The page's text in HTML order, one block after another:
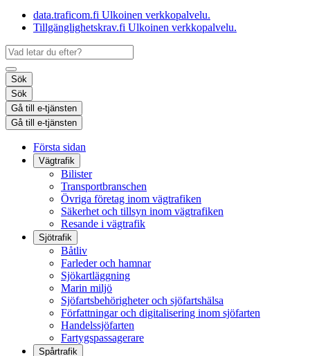
data.traficom.fi Ulkoinen verkkopalvelu.
Tillgänglighetskrav.fi Ulkoinen verkkopalvelu.
Sök
Sök
Gå till e-tjänsten
Gå till e-tjänsten
Första sidan
Vägtrafik
Bilister
Transportbranschen
Övriga företag inom vägtrafiken
Säkerhet och tillsyn inom vägtrafiken
Resande i vägtrafik
Sjötrafik
Båtliv
Farleder och hamnar
Sjökartläggning
Marin miljö
Sjöfartsbehörigheter och sjöfartshälsa
Författningar och digitalisering inom sjöfarten
Handelssjöfarten
Fartygspassagerare
Spårtrafik